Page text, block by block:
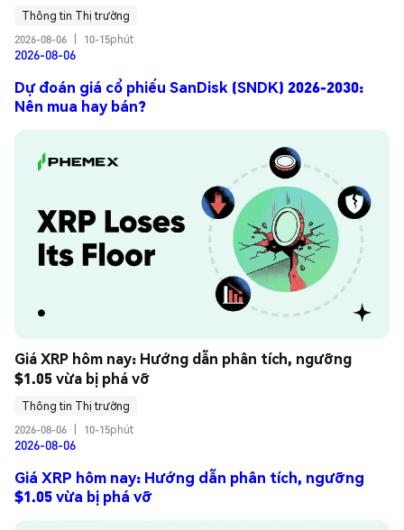
Thông tin Thị trường
2026-08-06
10-15phút
2026-08-06
Dự đoán giá cổ phiếu SanDisk (SNDK) 2026-2030:
Nên mua hay bán?
Giá XRP hôm nay: Hướng dẫn phân tích, ngưỡng
$1.05 vừa bị phá vỡ
Thông tin Thị trường
2026-08-06
10-15phút
2026-08-06
Giá XRP hôm nay: Hướng dẫn phân tích, ngưỡng
$1.05 vừa bị phá vỡ